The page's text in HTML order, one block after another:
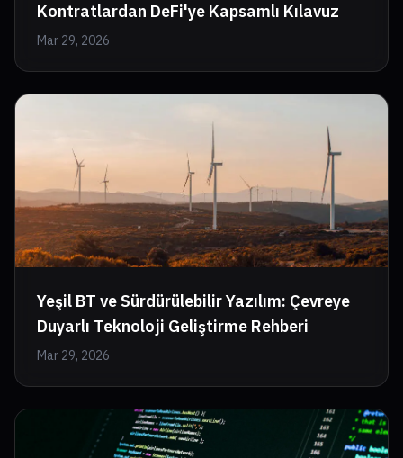
Kontratlardan DeFi'ye Kapsamlı Kılavuz
Mar 29, 2026
Yeşil BT ve Sürdürülebilir Yazılım: Çevreye
Duyarlı Teknoloji Geliştirme Rehberi
Mar 29, 2026